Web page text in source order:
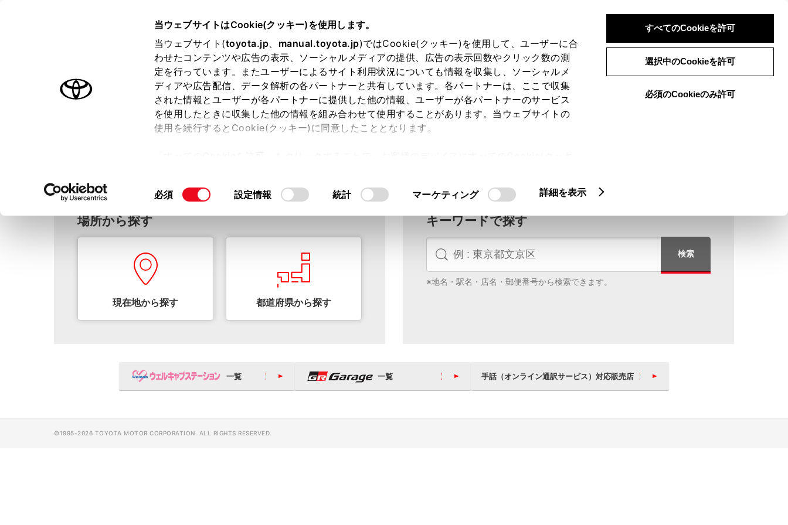
当ウェブサイトはCookie(クッキー)を使用します。
当ウェブサイト(toyota.jp、 manual.toyota.jp)ではCookie(クッキー)を使用して、ユーザーに合
わせたコンテンツや広告の表示、ソーシャルメディアの提供、広告の表示回数やクリック数の測
定を行っています。またユーザーによるサイト利用状況についても情報を収集し、ソーシャルメ
ディアや広告配信、データ解析の各パートナーと共有しています。各パートナーは、ここで収集
された情報とユーザーが各パートナーに提供した他の情報、ユーザーが各パートナーのサービス
を使用したときに収集した他の情報を組み合わせて使用することがあります。当ウェブサイトの
使用を続行するとCookie(クッキー)に同意したこととなります。
て」をご覧ください。
同
選
必須 設定情報 統計 マーケティング 詳細を表示
すべてのCookieを許可
選択中のCookieを許可
必須のCookieのみ許可
ログイン 検索 メニュー
オーナーサポート トピックス
ホーム
場所から探す
現在地から探す 都道府県から探す
キーワードで探す
検索
地名・駅名・店名・郵便番号から検索できます。
ウェルキャブステーション
一覧 GR GARAGE
一覧 手話（オンライン通訳サービス）対応販売店
©1995-2026 TOYOTA MOTOR CORPORATION. ALL RIGHTS RESERVED.